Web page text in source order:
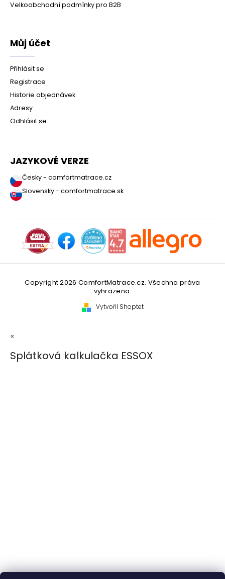
Velkoobchodní podmínky pro B2B
Můj účet
Přihlásit se
Registrace
Historie objednávek
Adresy
Odhlásit se
JAZYKOVÉ VERZE
Česky - comfortmatrace.cz
Slovensky - comfortmatrace.sk
Vytvořil Shoptet
Copyright 2026 ComfortMatrace.cz. Všechna práva
vyhrazena.
×
Splátková kalkulačka ESSOX